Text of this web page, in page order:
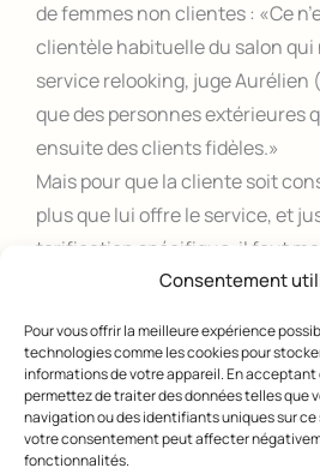
Consentement
Pour vous offrir la meilleure expérience
technologies comme les cookies pour
informations de votre appareil. En
permettez de traiter des données telles que
navigation ou des identifiants uniques sur
votre consentement peut affecter
fonctionnalités.
de femmes non clientes : «Ce
clientèle habituelle du salon qui
service relooking, juge Aurélien
que des personnes extérieures
ensuite des clients fidèles.»
Mais pour que la cliente soit
plus que lui offre le service, et
tarification spécifique, il faut
Un relooking, cela commence
connaître. Certains utilisent la
A chacun son truc. «Pour
livres contenant des photos de
décors, note par exemple